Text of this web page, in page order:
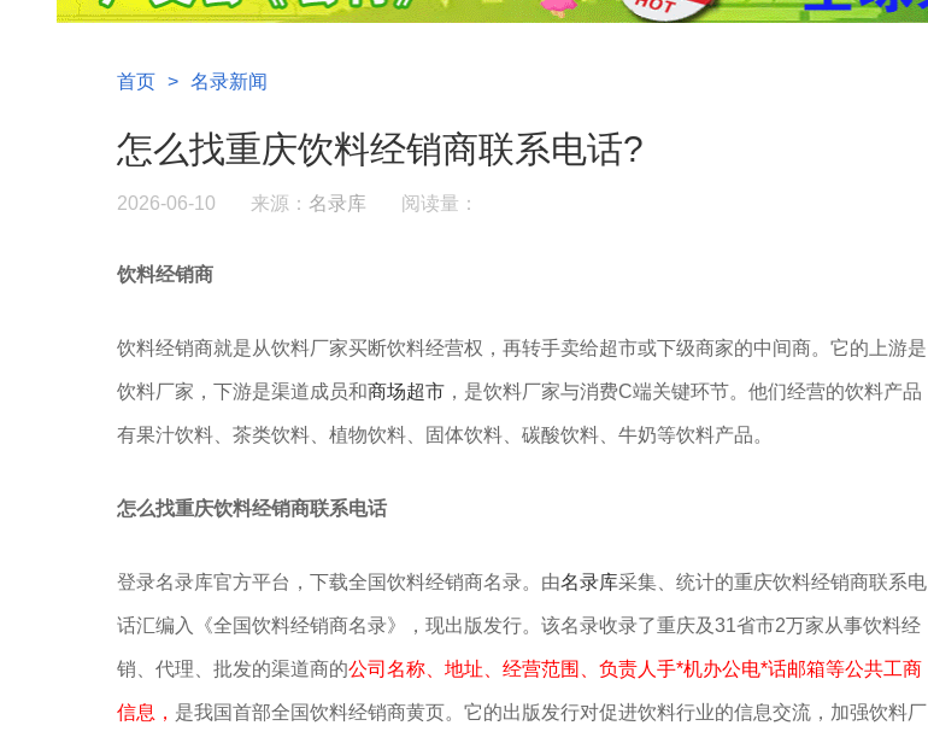
首页 > 名录新闻
怎么找重庆饮料经销商联系电话?
2026-06-10 来源： 名录库 阅读量：
饮料经销商
饮料经销商就是‌从饮料厂家买断饮料经营权，再转手卖给超市或下级商家的中间商‌。它的上游是
饮料厂家，下游是渠道成员和商场超市 ，是饮料厂家与消费C端关键环节。他们经营的饮料产品
有果汁饮料、茶类饮料、植物饮料、固体饮料、碳酸饮料、牛奶等饮料产品。
怎么找重庆饮料经销商联系电话
登录名录库官方平台，下载全国饮料经销商名录。由名录库采集、统计的重庆饮料经销商联系电
话汇编入《全国饮料经销商名录》，现出版发行。该名录收录了重庆及31省市2万家从事饮料经
销、代理、批发的渠道商的公司名称、地址、经营范围、负责人手*机办公电*话邮箱等公共工商
信息， 是我国首部全国饮料经销商黄页。它的出版发行对促进饮料行业的信息交流，加强饮料厂